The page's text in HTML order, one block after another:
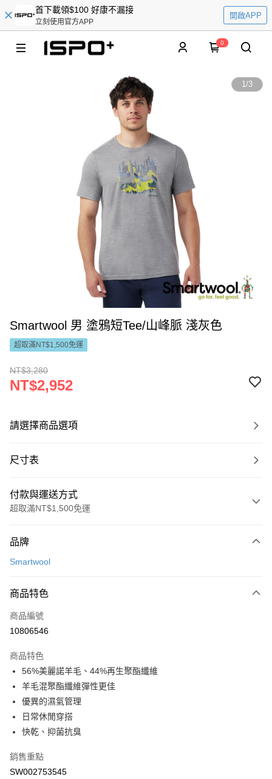
首下載領$100 好康不漏接
立刻使用官方APP
開啟APP
0
1/3
Smartwool 男 塗鴉短Tee/山峰脈 淺灰色
超取滿NT$1,500免運
NT$3,280
NT$2,952
請選擇商品選項
尺寸表
付款與運送方式
超取滿NT$1,500免運
信用卡一次付款
Apple Pay
悠遊付
7-11取貨(快速到店)
每筆NT$100，滿NT$1,500(含以上)免運費
宅配-本島
每筆NT$100，滿NT$1,500(含以上)免運費
品牌
Smartwool
商品特色
商品編號
10806546
商品特色
56%美麗諾羊毛、44%再生聚酯纖維
羊毛混聚酯纖維彈性更佳
優異的濕氣管理
日常休閒穿搭
快乾、抑菌抗臭
銷售重點
SW002753545